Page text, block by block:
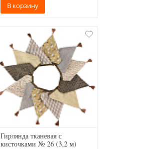
В корзину
Гирлянда тканевая с
кисточками № 26 (3,2 м)